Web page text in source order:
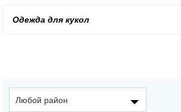
Одежда для кукол
Любой район